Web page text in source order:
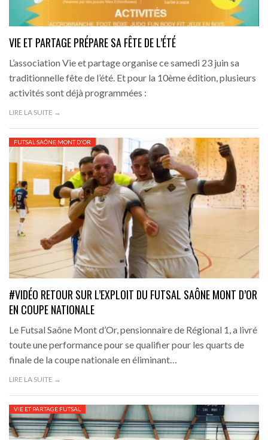
VIE ET PARTAGE PRÉPARE SA FÊTE DE L’ÉTÉ
L’association Vie et partage organise ce samedi 23 juin sa
traditionnelle fête de l’été. Et pour la 10ème édition, plusieurs
activités sont déjà programmées :
LIRE LA SUITE →
FUTSAL SAÔNE MONT D'OR
#VIDÉO RETOUR SUR L’EXPLOIT DU FUTSAL SAÔNE MONT D’OR
EN COUPE NATIONALE
Le Futsal Saône Mont d’Or, pensionnaire de Régional 1, a livré
toute une performance pour se qualifier pour les quarts de
finale de la coupe nationale en éliminant…
LIRE LA SUITE →
VIE ET PARTAGE FUTSAL